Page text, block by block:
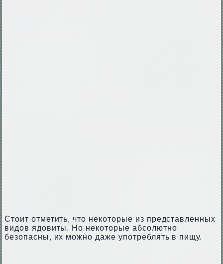
Стоит отметить, что некоторые из представленных
видов ядовиты. Но некоторые абсолютно
безопасны, их можно даже употреблять в пищу.